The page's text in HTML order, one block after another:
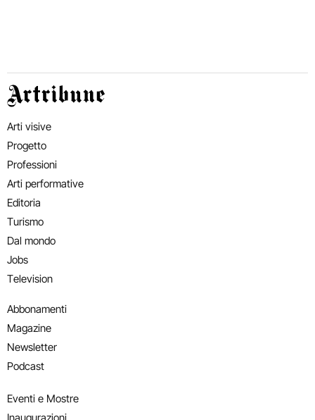
Artribune
Arti visive
Progetto
Professioni
Arti performative
Editoria
Turismo
Dal mondo
Jobs
Television
Abbonamenti
Magazine
Newsletter
Podcast
Eventi e Mostre